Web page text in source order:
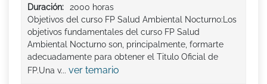
Duración:
2000 horas
Objetivos del curso FP Salud Ambiental Nocturno:Los
objetivos fundamentales del curso FP Salud
Ambiental Nocturno son, principalmente, formarte
adecuadamente para obtener el Titulo Oficial de
FP.Una v... ver temario